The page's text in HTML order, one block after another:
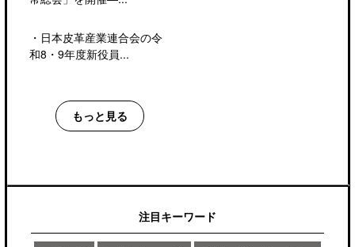
・ 日本皮革産業連合会の令
和8・9年度新役員...
もっと見る
注目キーワード